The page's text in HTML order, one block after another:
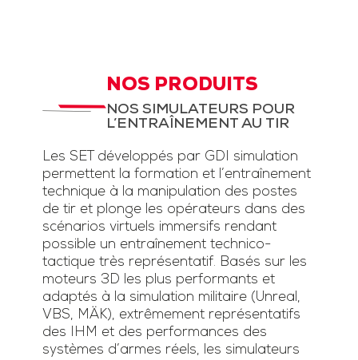
NOS PRODUITS
NOS SIMULATEURS POUR
L’ENTRAÎNEMENT AU TIR
Les SET développés par GDI simulation
permettent la formation et l’entraînement
technique à la manipulation des postes
de tir et plonge les opérateurs dans des
scénarios virtuels immersifs rendant
possible un entraînement technico-
tactique très représentatif. Basés sur les
moteurs 3D les plus performants et
adaptés à la simulation militaire (Unreal,
VBS, MÄK), extrêmement représentatifs
des IHM et des performances des
systèmes d’armes réels, les simulateurs